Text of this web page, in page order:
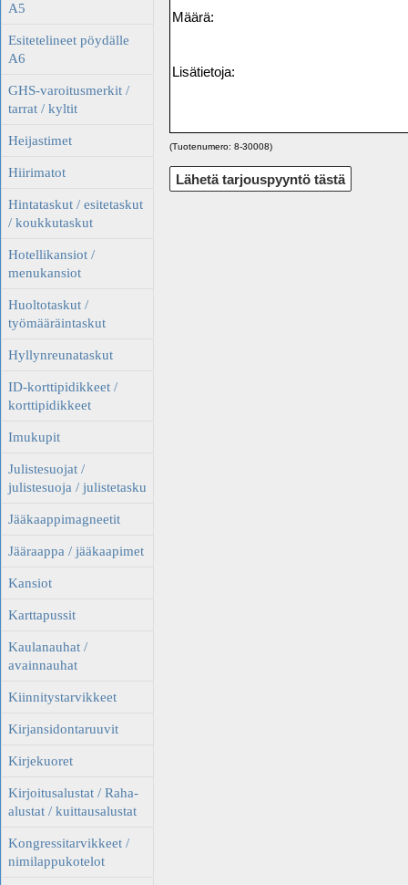
A5
Esitetelineet pöydälle
A6
GHS-varoitusmerkit /
tarrat / kyltit
Heijastimet
Hiirimatot
Hintataskut / esitetaskut
/ koukkutaskut
Hotellikansiot /
menukansiot
Huoltotaskut /
työmääräintaskut
Hyllynreunataskut
ID-korttipidikkeet /
korttipidikkeet
Imukupit
Julistesuojat /
julistesuoja / julistetasku
Jääkaappimagneetit
Jääraappa / jääkaapimet
Kansiot
Karttapussit
Kaulanauhat /
avainnauhat
Kiinnitystarvikkeet
Kirjansidontaruuvit
Kirjekuoret
Kirjoitusalustat / Raha-
alustat / kuittausalustat
Kongressitarvikkeet /
nimilappukotelot
(Tuotenumero: 8-30008)